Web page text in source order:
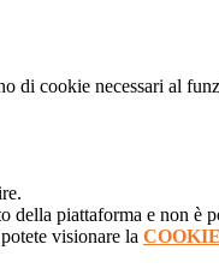
di cookie necessari al
della piattaforma e non è
visionare la